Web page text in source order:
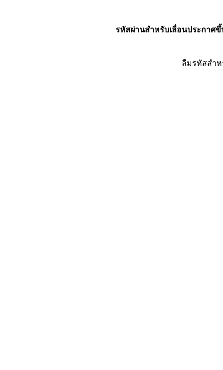
รหัสผ่านสำหรับเลื่อนประกาศขึ้
ลืมรหัสสำ